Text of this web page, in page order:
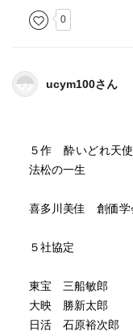
0
ucym100さん
５作 酔いどれ天
法松の一生
喜多川美佳 創価学
５社協定
東宝 三船敏郎
大映 勝新太郎
日活 石原裕次郎